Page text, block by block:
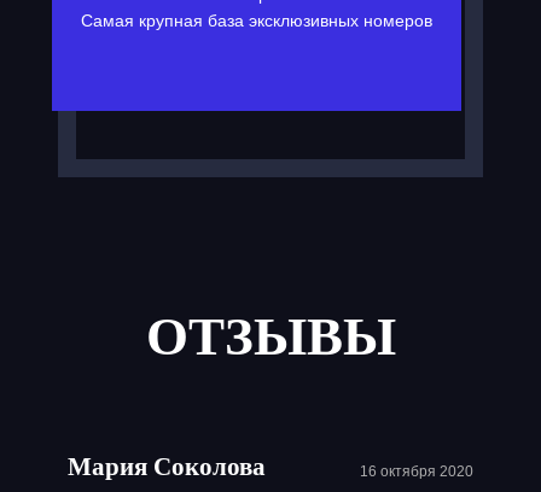
Самая крупная база эксклюзивных номеров
ОТЗЫВЫ
Мария Соколова 16 октября 2020